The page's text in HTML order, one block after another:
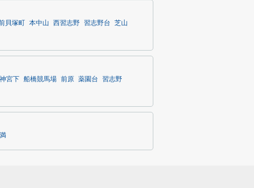
貝塚町 本中山 西習志野 習志野台
芝山
宮下 船橋競馬場 前原 薬園台
習志野